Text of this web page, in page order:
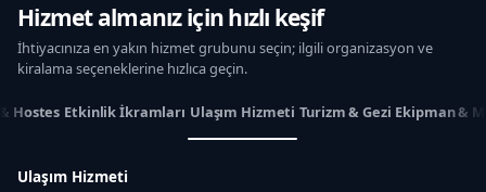
Hizmet almanız için hızlı keşif
İhtiyacınıza en yakın hizmet grubunu seçin; ilgili organizasyon ve
kiralama seçeneklerine hızlıca geçin.
Hostes Etkinlik İkramları Ulaşım Hizmeti Turizm & Gezi Ekipman &
Ulaşım Hizmeti